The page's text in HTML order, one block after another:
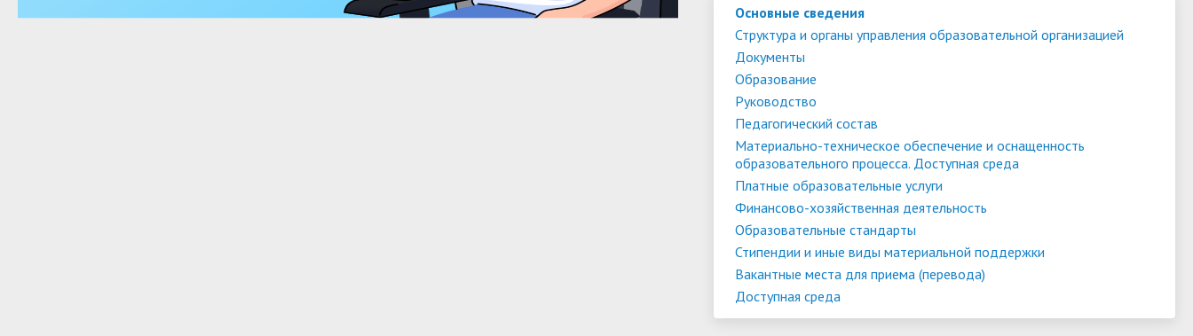
Основные сведения
Структура и органы управления образовательной организацией
Документы
Образование
Руководство
Педагогический состав
Материально-техническое обеспечение и оснащенность
образовательного процесса. Доступная среда
Платные образовательные услуги
Финансово-хозяйственная деятельность
Образовательные стандарты
Стипендии и иные виды материальной поддержки
Вакантные места для приема (перевода)
Доступная среда